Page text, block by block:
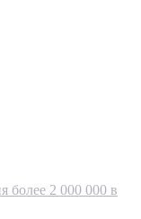
более 2 000 000 в